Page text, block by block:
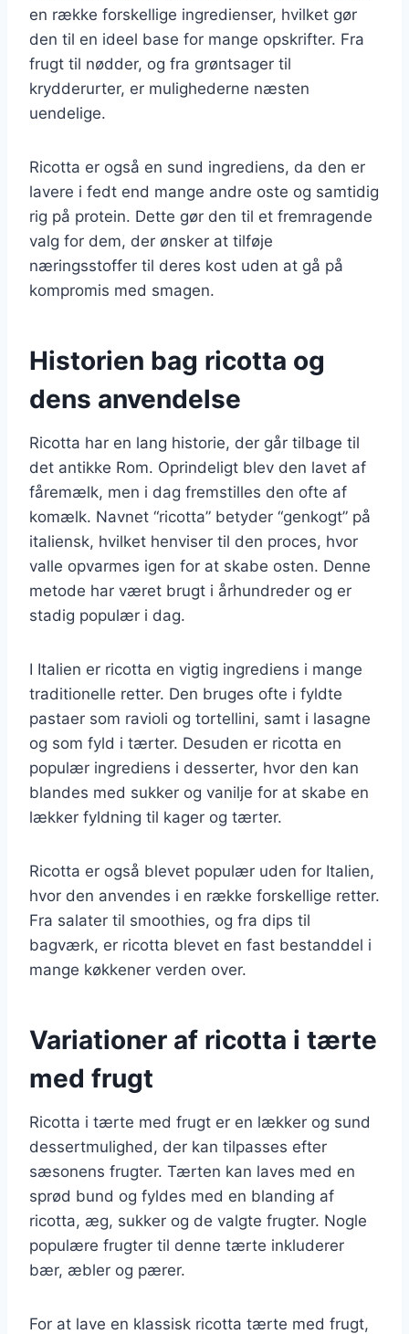
en række forskellige ingredienser, hvilket gør
den til en ideel base for mange opskrifter. Fra
frugt til nødder, og fra grøntsager til
krydderurter, er mulighederne næsten
uendelige.
Ricotta er også en sund ingrediens, da den er
lavere i fedt end mange andre oste og samtidig
rig på protein. Dette gør den til et fremragende
valg for dem, der ønsker at tilføje
næringsstoffer til deres kost uden at gå på
kompromis med smagen.
Historien bag ricotta og
dens anvendelse
Ricotta har en lang historie, der går tilbage til
det antikke Rom. Oprindeligt blev den lavet af
fåremælk, men i dag fremstilles den ofte af
komælk. Navnet “ricotta” betyder “genkogt” på
italiensk, hvilket henviser til den proces, hvor
valle opvarmes igen for at skabe osten. Denne
metode har været brugt i århundreder og er
stadig populær i dag.
I Italien er ricotta en vigtig ingrediens i mange
traditionelle retter. Den bruges ofte i fyldte
pastaer som ravioli og tortellini, samt i lasagne
og som fyld i tærter. Desuden er ricotta en
populær ingrediens i desserter, hvor den kan
blandes med sukker og vanilje for at skabe en
lækker fyldning til kager og tærter.
Ricotta er også blevet populær uden for Italien,
hvor den anvendes i en række forskellige retter.
Fra salater til smoothies, og fra dips til
bagværk, er ricotta blevet en fast bestanddel i
mange køkkener verden over.
Variationer af ricotta i tærte
med frugt
Ricotta i tærte med frugt er en lækker og sund
dessertmulighed, der kan tilpasses efter
sæsonens frugter. Tærten kan laves med en
sprød bund og fyldes med en blanding af
ricotta, æg, sukker og de valgte frugter. Nogle
populære frugter til denne tærte inkluderer
bær, æbler og pærer.
For at lave en klassisk ricotta tærte med frugt,